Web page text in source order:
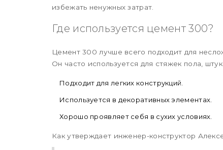
избежать ненужных затрат.
Где используется цемент 300?
Цемент 300 лучше всего подходит для
Он часто используется для стяжек пола,
Подходит для легких конструкций.
Используется в декоративных элементах.
Хорошо проявляет себя в сухих условиях.
Как утверждает инженер-конструктор